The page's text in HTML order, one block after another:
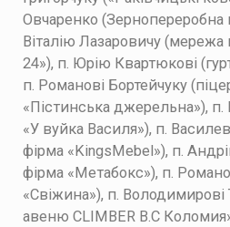
Овчаренко
Віталію Лазаровичу (мережа
24»), п. Юрію Квартюкові
п. Романові Бортейчуку
«Пістинська джерельна»), п.
«У вуйка Василя»), п.
фірма «KingsMebel»), п.
фірма «Метабокс»), п.
«Свіжина»), п. Володимирові
авеню CLIMBER B.C